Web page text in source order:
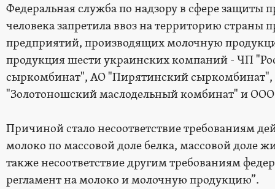
Федеральная служба по надзору в сфере защиты
человека запретила ввоз на территорию
предприятий, производящих молочную
продукция шести украинских компаний - ЧП
сыркомбинат", АО "Пирятинский
"Золотоношский маслодельный комбинат" и
Причиной стало несоответствие требованиям
молоко по массовой доле белка, массовой доле
также несоответствие другим требованиям
регламент на молоко и молочную продукцию”.